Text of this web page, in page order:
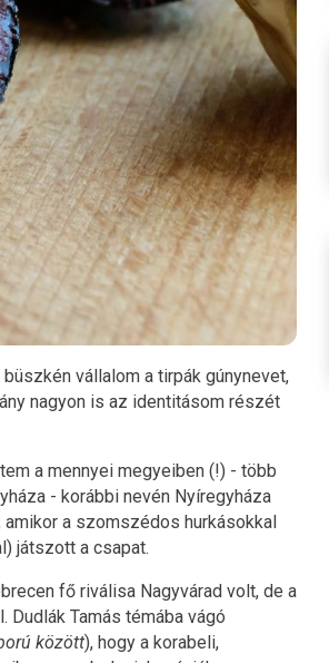
vállalom a tirpák gúnynevet,
nagyon is az identitásom részét
a mennyei megyeiben (!) - több
- korábbi nevén Nyíregyháza
a szomszédos hurkásokkal
játszott a csapat.
fő riválisa Nagyvárad volt, de a
Tamás témába vágó
között), hogy a korabeli,